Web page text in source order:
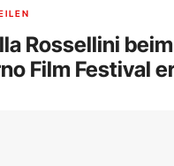
Rossellini
Film Festival